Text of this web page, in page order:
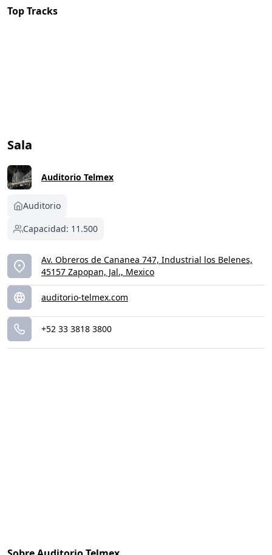
Top Tracks
Sala
Auditorio Telmex
Auditorio
Capacidad: 11.500
Av. Obreros de Cananea 747, Industrial los Belenes,
45157 Zapopan, Jal., Mexico
auditorio-telmex.com
+52 33 3818 3800